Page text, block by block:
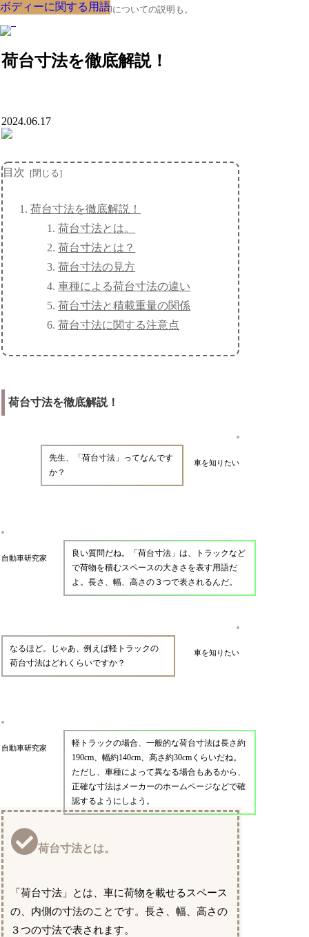
クルマの大辞典、購入･売却についての説明も。
荷台寸法を徹底解説！
ボディーに関する用語
2024.06.17
目次
荷台寸法を徹底解説！
荷台寸法とは。
荷台寸法とは？
荷台寸法の見方
車種による荷台寸法の違い
荷台寸法と積載重量の関係
荷台寸法に関する注意点
荷台寸法を徹底解説！
車を知りたい
先生、「荷台寸法」ってなんです
か？
自動車研究家
良い質問だね。「荷台寸法」は、トラックなど
で荷物を積むスペースの大きさを表す用語だ
よ。長さ、幅、高さの３つで表されるんだ。
車を知りたい
なるほど。じゃあ、例えば軽トラックの
荷台寸法はどれくらいですか？
自動車研究家
軽トラックの場合、一般的な荷台寸法は長さ約
190cm、幅約140cm、高さ約30cmくらいだね。
ただし、車種によって異なる場合もあるから、
正確な寸法はメーカーのホームページなどで確
認するようにしよう。
荷台寸法とは。
「荷台寸法」とは、車に荷物を載せるスペース
の、内側の寸法のことです。長さ、幅、高さの
３つの寸法で表されます。
ボディーに関する用語
ボディーに関する用語
ボディーに関する用語
ボディーに関する用語
ボディーに関する用語
ボディーに関する用語
ボディーに関する用語
ボディーに関する用語